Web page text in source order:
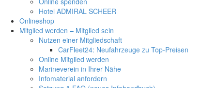
Hotel ADMIRAL SCHEER
Onlineshop
Mitglied werden – Mitglied sein
Nutzen einer Mitgliedschaft
CarFleet24: Neufahrzeuge zu Top-Preisen
Online Mitglied werden
Marineverein in Ihrer Nähe
Infomaterial anfordern